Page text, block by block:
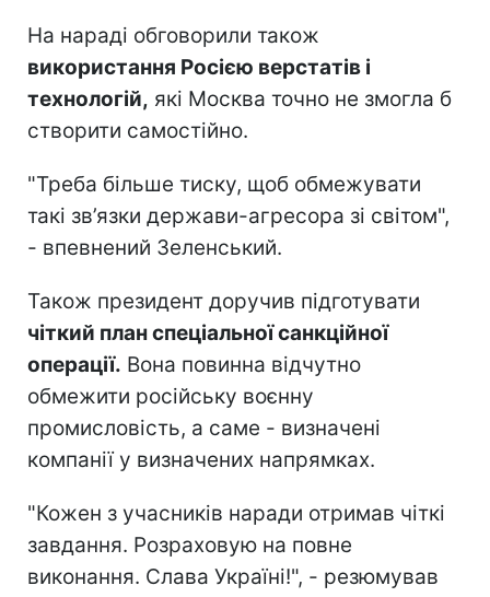
На нараді обговорили також
використання Росією верстатів і
технологій, які Москва точно не змогла б
створити самостійно.
"Треба більше тиску, щоб обмежувати
такі зв’язки держави-агресора зі світом",
- впевнений Зеленський.
Також президент доручив підготувати
чіткий план спеціальної санкційної
операції. Вона повинна відчутно
обмежити російську воєнну
промисловість, а саме - визначені
компанії у визначених напрямках.
"Кожен з учасників наради отримав чіткі
завдання. Розраховую на повне
виконання. Слава Україні!", - резюмував